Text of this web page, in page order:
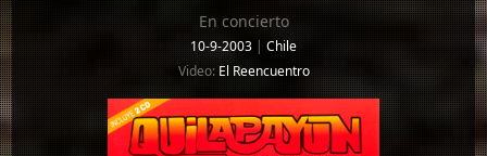
En concierto
10-9-2003 | Chile
Video: El Reencuentro